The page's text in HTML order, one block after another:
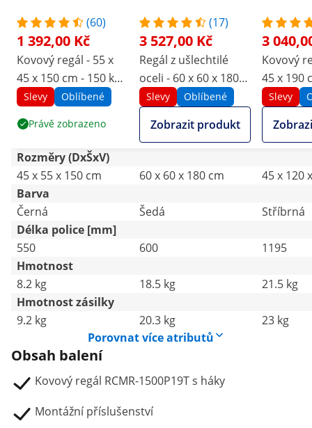
(60)
1 392,00 Kč
Kovový regál - 55 x
45 x 150 cm - 150 kg -
černý
Slevy Oblíbené
Právě zobrazeno
(17)
3 527,00 Kč
Regál z ušlechtilé
oceli - 60 x 60 x 180
cm - Royal Catering -
200 kg
Slevy Oblíbené
Zobrazit produkt
3
Kovový
45 x 190
4
Catering
Slevy
Rozměry (DxŠxV)
45 x 55 x 150 cm
60 x 60 x 180 cm
45 x 120
Barva
Černá
Šedá
Stříbrná
Délka police [mm]
550
600
1195
Hmotnost
8.2 kg
18.5 kg
21.5 kg
Hmotnost zásilky
9.2 kg
20.3 kg
23 kg
Porovnat více atributů
Obsah balení
Kovový regál RCMR-1500P19T s háky
Montážní příslušenství